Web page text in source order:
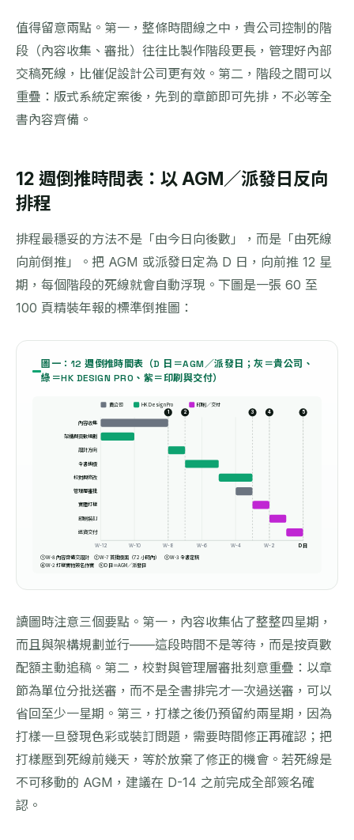
值得留意兩點。第一，整條時間線之中，貴公司控制的階
段（內容收集、審批）往往比製作階段更長，管理好內部
交稿死線，比催促設計公司更有效。第二，階段之間可以
重疊：版式系統定案後，先到的章節即可先排，不必等全
書內容齊備。
12 週倒推時間表：以 AGM／派發日反向
排程
排程最穩妥的方法不是「由今日向後數」，而是「由死線
向前倒推」。把 AGM 或派發日定為 D 日，向前推 12 星
期，每個階段的死線就會自動浮現。下圖是一張 60 至
100 頁精裝年報的標準倒推圖：
圖一：12 週倒推時間表（D 日＝AGM／派發日；灰＝貴公司、
綠＝HK DESIGN PRO、紫＝印刷與交付）
貴公司 HK Design Pro 印刷／交付
1 2 3 4 5
內容收集
架構與頁數規劃
設計方向
全書排版
校對與修改
管理層審批
實體打樣
印刷裝訂
送貨交付
W-12 W-10 W-8 W-6 W-4 W-2 D 日
① W-8 內容齊備交設計 ② W-7 首批版面（72 小時內） ③ W-3 全書定稿
④ W-2 打樣實物簽名作實 ⑤ D 日＝AGM／派發日
讀圖時注意三個要點。第一，內容收集佔了整整四星期，
而且與架構規劃並行——這段時間不是等待，而是按頁數
配額主動追稿。第二，校對與管理層審批刻意重疊：以章
節為單位分批送審，而不是全書排完才一次過送審，可以
省回至少一星期。第三，打樣之後仍預留約兩星期，因為
打樣一旦發現色彩或裝訂問題，需要時間修正再確認；把
打樣壓到死線前幾天，等於放棄了修正的機會。若死線是
不可移動的 AGM，建議在 D-14 之前完成全部簽名確
認。